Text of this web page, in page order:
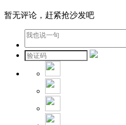
暂无评论，赶紧抢沙发吧